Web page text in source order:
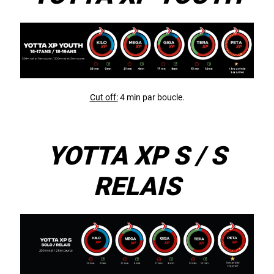
Cut off:4 min par boucle.
YOTTA XP S / S
RELAIS